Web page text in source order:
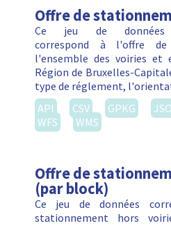
Offre de
Ce jeu de données
correspond à l'offre
l'ensemble des voiries et
Région de Bruxelles-
type de réglement,
API
CSV GPKG
WFS
WMS
Offre de
(par block)
Ce jeu de données
stationnement hors